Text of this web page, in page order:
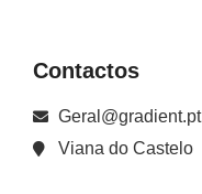
Contactos
Geral@gradient.pt
Viana do Castelo